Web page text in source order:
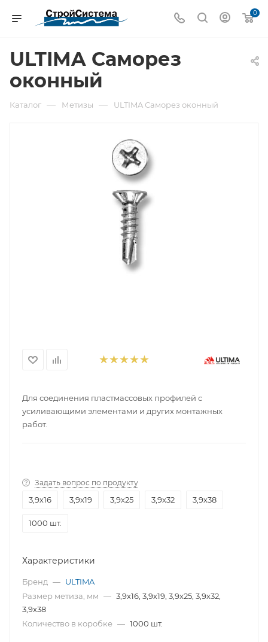
0
ULTIMA Саморез
оконный
Каталог — Метизы — ULTIMA Саморез оконный
Для соединения пластмассовых профилей с
усиливающими элементами и других монтажных
работ.
Задать вопрос по продукту
3,9х16 3,9х19 3,9х25 3,9х32 3,9х38
1000 шт.
Характеристики
Бренд — ULTIMA
Размер метиза, мм — 3,9х16, 3,9х19, 3,9х25, 3,9х32,
3,9х38
Количество в коробке — 1000 шт.